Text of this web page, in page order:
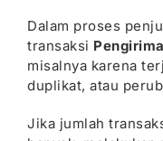
Dalam proses
transaksi
misalnya karena
duplikat, atau
Jika jumlah